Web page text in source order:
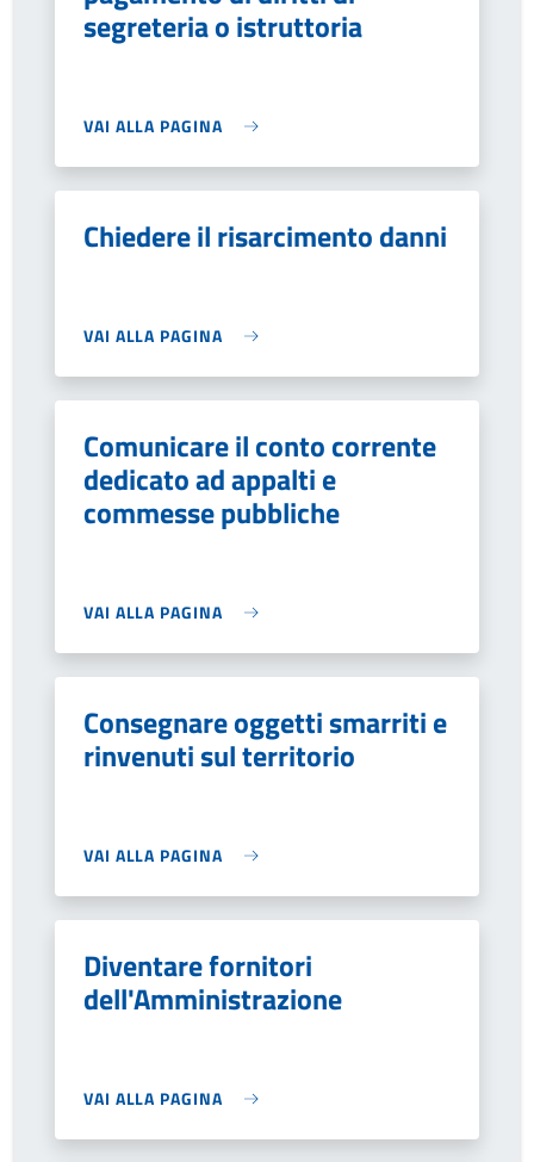
segreteria o istruttoria
VAI ALLA PAGINA
Chiedere il risarcimento danni
VAI ALLA PAGINA
Comunicare il conto corrente
dedicato ad appalti e
commesse pubbliche
VAI ALLA PAGINA
Consegnare oggetti smarriti e
rinvenuti sul territorio
VAI ALLA PAGINA
Diventare fornitori
dell'Amministrazione
VAI ALLA PAGINA